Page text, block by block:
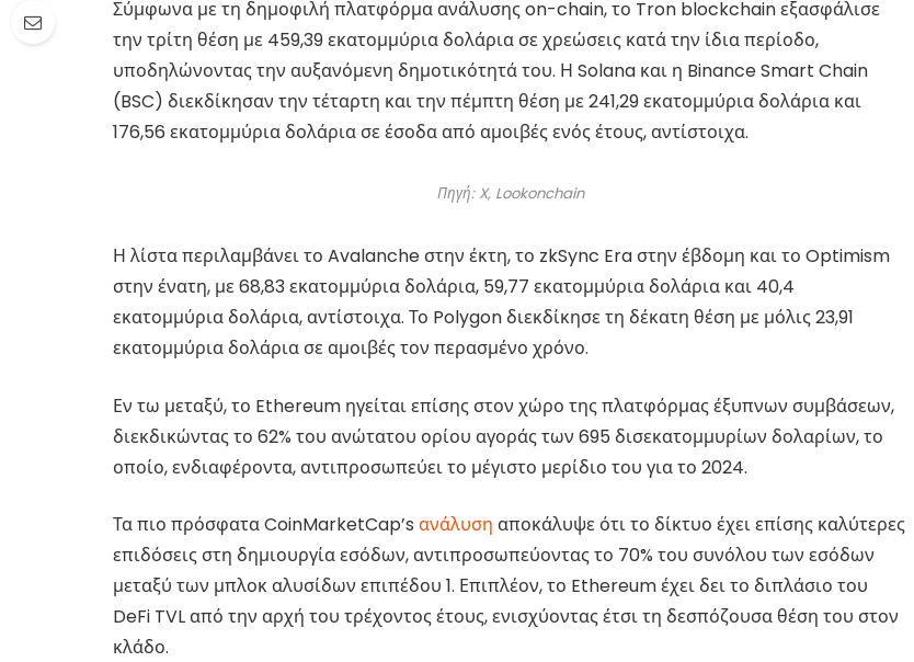
Σύμφωνα με τη δημοφιλή πλατφόρμα ανάλυσης on-chain, το Tron blockchain εξασφάλισε
την τρίτη θέση με 459,39 εκατομμύρια δολάρια σε χρεώσεις κατά την ίδια περίοδο,
υποδηλώνοντας την αυξανόμενη δημοτικότητά του. Η Solana και η Binance Smart Chain
(BSC) διεκδίκησαν την τέταρτη και την πέμπτη θέση με 241,29 εκατομμύρια δολάρια και
176,56 εκατομμύρια δολάρια σε έσοδα από αμοιβές ενός έτους, αντίστοιχα.
Πηγή: X, Lookonchain
Η λίστα περιλαμβάνει το Avalanche στην έκτη, το zkSync Era στην έβδομη και το Optimism
στην ένατη, με 68,83 εκατομμύρια δολάρια, 59,77 εκατομμύρια δολάρια και 40,4
εκατομμύρια δολάρια, αντίστοιχα. Το Polygon διεκδίκησε τη δέκατη θέση με μόλις 23,91
εκατομμύρια δολάρια σε αμοιβές τον περασμένο χρόνο.
Εν τω μεταξύ, το Ethereum ηγείται επίσης στον χώρο της πλατφόρμας έξυπνων συμβάσεων,
διεκδικώντας το 62% του ανώτατου ορίου αγοράς των 695 δισεκατομμυρίων δολαρίων, το
οποίο, ενδιαφέροντα, αντιπροσωπεύει το μέγιστο μερίδιο του για το 2024.
Τα πιο πρόσφατα CoinMarketCap’s ανάλυση αποκάλυψε ότι το δίκτυο έχει επίσης καλύτερες
επιδόσεις στη δημιουργία εσόδων, αντιπροσωπεύοντας το 70% του συνόλου των εσόδων
μεταξύ των μπλοκ αλυσίδων επιπέδου 1. Επιπλέον, το Ethereum έχει δει το διπλάσιο του
DeFi TVL από την αρχή του τρέχοντος έτους, ενισχύοντας έτσι τη δεσπόζουσα θέση του στον
κλάδο.